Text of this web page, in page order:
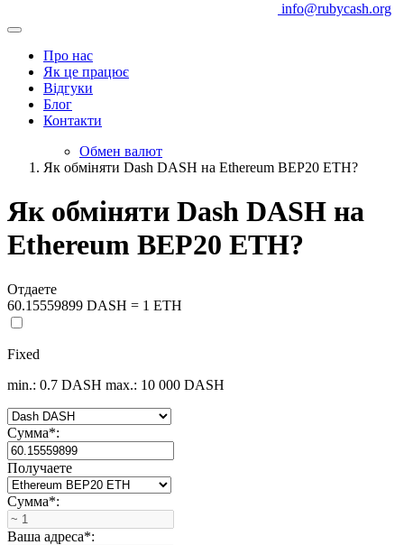
info@rubycash.org
Про нас
Як це працює
Відгуки
Блог
Контакти
Обмен валют
Як обміняти Dash DASH на Ethereum BEP20 ETH?
Як обміняти Dash DASH на
Ethereum BEP20 ETH?
Отдаете
60.15559899 DASH = 1 ETH
Fixed
min.: 0.7 DASH max.: 10 000 DASH
Сумма*:
Получаете
Сумма*:
Ваша адреса*: